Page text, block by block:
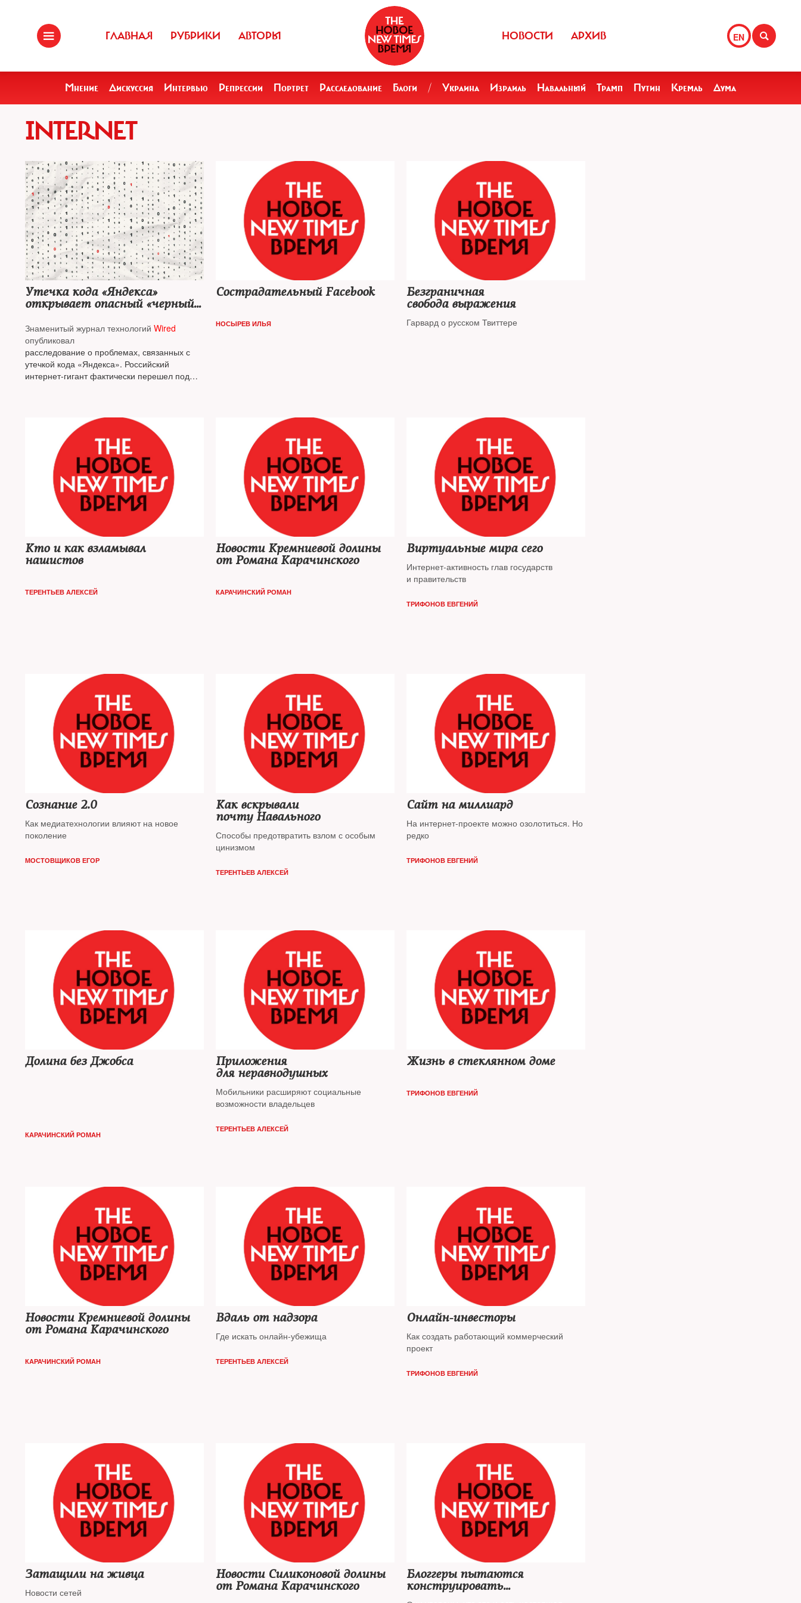
ГЛАВНАЯ РУБРИКИ АВТОРЫ EN
НОВОСТИ АРХИВ
Мнение Дискуссия Интервью Репрессии Портрет Расследование Блоги / Украина Израиль Навальный Трамп Путин Кремль Дума
INTERNET
Утечка кода «Яндекса»
открывает опасный «черный
Знаменитый журнал технологий Wired
опубликовал
расследование о проблемах, связанных с
утечкой кода «Яндекса». Российский
интернет-гигант фактически перешел под
это «вскрытие» «Яндекса» несет, и
предлагает пересказ расследования
Сострадательный Facebook
НОСЫРЕВ ИЛЬЯ
Безграничная
свобода выражения
Гарвард о русском Твиттере
Кто и как взламывал
нашистов
ТЕРЕНТЬЕВ АЛЕКСЕЙ
Новости Кремниевой долины
от Романа Карачинского
КАРАЧИНСКИЙ РОМАН
Виртуальные мира сего
Интернет-активность глав государств
и правительств
ТРИФОНОВ ЕВГЕНИЙ
Сознание 2.0
Как медиатехнологии влияют на новое
поколение
МОСТОВЩИКОВ ЕГОР
Как вскрывали
почту Навального
Способы предотвратить взлом с особым
цинизмом
ТЕРЕНТЬЕВ АЛЕКСЕЙ
Сайт на миллиард
На интернет-проекте можно озолотиться. Но
редко
ТРИФОНОВ ЕВГЕНИЙ
Долина без Джобса
КАРАЧИНСКИЙ РОМАН
Приложения
для неравнодушных
Мобильники расширяют социальные
возможности владельцев
ТЕРЕНТЬЕВ АЛЕКСЕЙ
Жизнь в стеклянном доме
ТРИФОНОВ ЕВГЕНИЙ
Новости Кремниевой долины
от Романа Карачинского
КАРАЧИНСКИЙ РОМАН
Вдаль от надзора
Где искать онлайн-убежища
ТЕРЕНТЬЕВ АЛЕКСЕЙ
Онлайн-инвесторы
Как создать работающий коммерческий
проект
ТРИФОНОВ ЕВГЕНИЙ
Затащили на живца
Новости сетей
Новости Силиконовой долины
от Романа Карачинского
Блоггеры пытаются
конструировать
параллельную реальность